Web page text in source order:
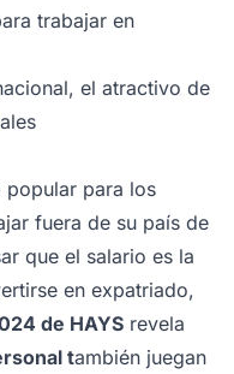
trabajar en
el atractivo de
popular para los
fuera de su país de
que el salario es la
en expatriado,
de HAYS revela
también juegan